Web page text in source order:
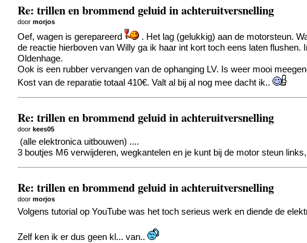
Re: trillen en brommend geluid in achteruitversnelling
doormorjos
Oef, wagen is gerepareerd
. Het lag (gelukkig) aan de motorsteun.
de reactie hierboven van Willy ga ik haar int kort toch eens laten
Oldenhage.
Ook is een rubber vervangen van de ophanging LV. Is weer mooi
Kost van de reparatie totaal 410€. Valt al bij al nog mee dacht ik..
Re: trillen en brommend geluid in achteruitversnelling
doorkees05
(alle elektronica uitbouwen) ....
3 boutjes M6 verwijderen, wegkantelen en je kunt bij de motor steun
Re: trillen en brommend geluid in achteruitversnelling
doormorjos
Volgens tutorial op YouTube was het toch serieus werk en diende de
Zelf ken ik er dus geen kl... van..